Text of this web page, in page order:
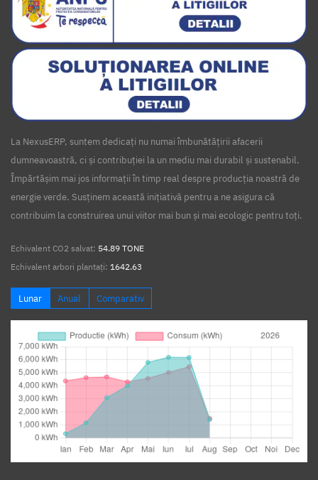
La NexusERP, suntem dedicați nu numai îmbunătățirii afacerii
dumneavoastră, ci și contribuției la un mediu mai durabil și sustenabil.
Împărtășim mai jos informații în timp real despre producția noastră de
energie verde. Susținem această inițiativă pentru a ne asigura că
contribuim la construirea unui viitor mai bun și mai ecologic pentru toți.
Echivalent CO2 salvat: 54.89 TONE
Echivalent arbori plantați: 1642.63
Lunar Anual Comparativ